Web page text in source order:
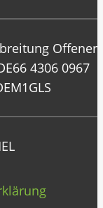
Offener
4306 0967